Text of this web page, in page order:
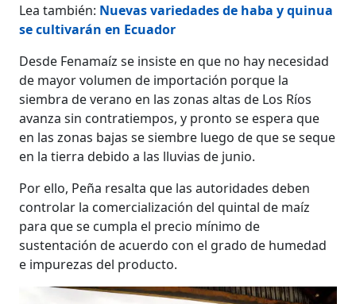
Lea también: Nuevas variedades de haba y quinua
se cultivarán en Ecuador
Desde Fenamaíz se insiste en que no hay necesidad
de mayor volumen de importación porque la
siembra de verano en las zonas altas de Los Ríos
avanza sin contratiempos, y pronto se espera que
en las zonas bajas se siembre luego de que se seque
en la tierra debido a las lluvias de junio.
Por ello, Peña resalta que las autoridades deben
controlar la comercialización del quintal de maíz
para que se cumpla el precio mínimo de
sustentación de acuerdo con el grado de humedad
e impurezas del producto.